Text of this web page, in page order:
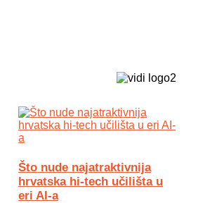
Što nude najatraktivnija
hrvatska hi-tech učilišta u
eri AI-a